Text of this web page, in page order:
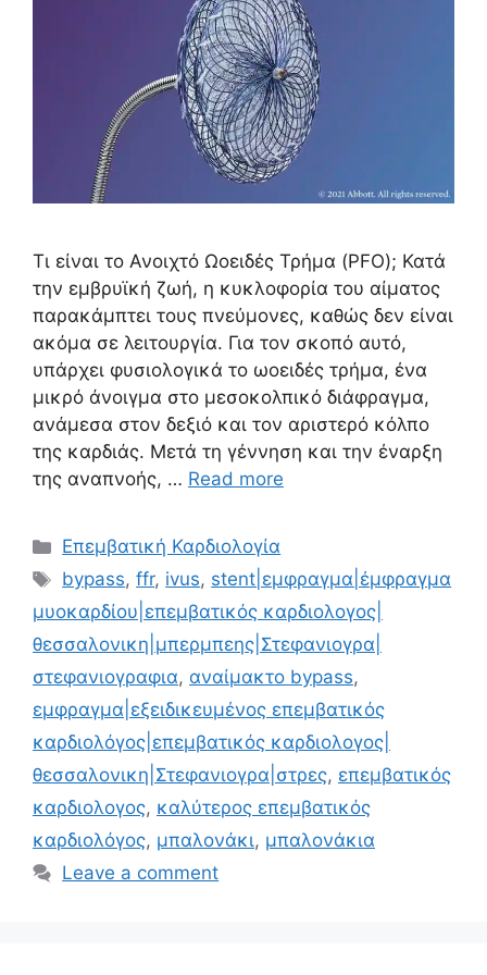
Τι είναι το Ανοιχτό Ωοειδές Τρήμα (PFO); Κατά
την εμβρυϊκή ζωή, η κυκλοφορία του αίματος
παρακάμπτει τους πνεύμονες, καθώς δεν είναι
ακόμα σε λειτουργία. Για τον σκοπό αυτό,
υπάρχει φυσιολογικά το ωοειδές τρήμα, ένα
μικρό άνοιγμα στο μεσοκολπικό διάφραγμα,
ανάμεσα στον δεξιό και τον αριστερό κόλπο
της καρδιάς. Μετά τη γέννηση και την έναρξη
της αναπνοής, … Read more
Επεμβατική Καρδιολογία
bypass,ffr, ivus, stent|εμφραγμα|έμφραγμα
μυοκαρδίου|επεμβατικός καρδιολογος|
θεσσαλονικη|μπερμπεης|Στεφανιογρα|
στεφανιογραφια, αναίμακτο bypass,
εμφραγμα|εξειδικευμένος επεμβατικός
καρδιολόγος|επεμβατικός καρδιολογος|
θεσσαλονικη|Στεφανιογρα|στρες, επεμβατικός
καρδιολογος, καλύτερος επεμβατικός
καρδιολόγος, μπαλονάκι, μπαλονάκια
Leave a comment